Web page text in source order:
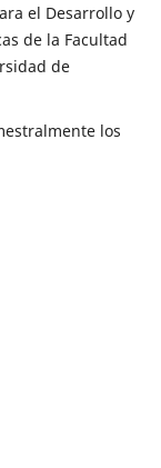
el Desarrollo y
de la Facultad
de
los